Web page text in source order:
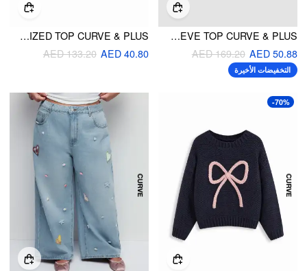
KNIT ROUND NECKLINE PUMPKIN GRAPHIC OVERSIZED LONG SLEEVE TOP CURVE & PLUS
AED 50.88
AED 169.20
التخفيضات الأخيرة
KNIT WOOL-BLEND ROUND NECKLINE POLKA DOT GHOST OVERSIZED TOP CURVE & PLUS
AED 40.80
AED 133.20
-70%